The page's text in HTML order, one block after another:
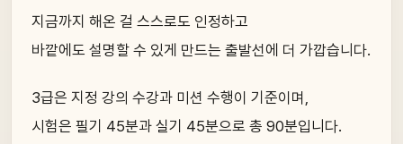
지금까지 해온 걸 스스로도 인정하고
바깥에도 설명할 수 있게 만드는 출발선에 더 가깝습니다.
3급은 지정 강의 수강과 미션 수행이 기준이며,
시험은 필기 45분과 실기 45분으로 총 90분입니다.